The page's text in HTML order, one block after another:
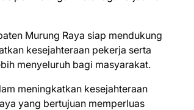
Murung Raya siap mendukung
kesejahteraan pekerja serta
menyeluruh bagi masyarakat.
meningkatkan kesejahteraan
yang bertujuan memperluas